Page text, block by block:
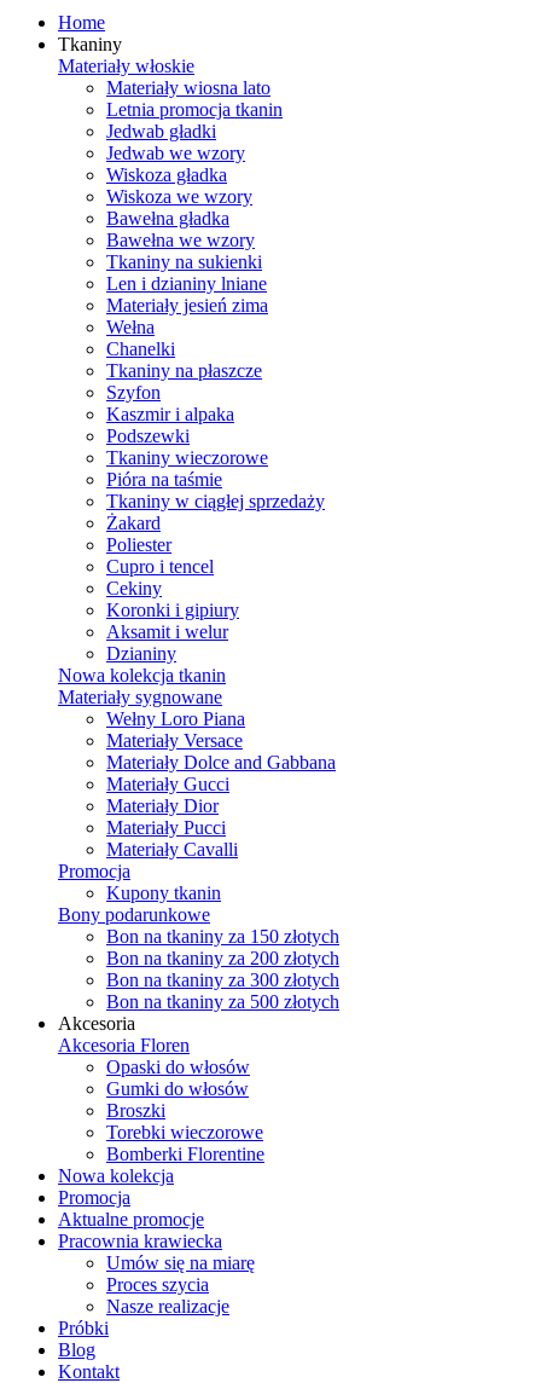
Home
Tkaniny
Materiały włoskie
Materiały wiosna lato
Letnia promocja tkanin
Jedwab gładki
Jedwab we wzory
Wiskoza gładka
Wiskoza we wzory
Bawełna gładka
Bawełna we wzory
Tkaniny na sukienki
Len i dzianiny lniane
Materiały jesień zima
Wełna
Chanelki
Tkaniny na płaszcze
Szyfon
Kaszmir i alpaka
Podszewki
Tkaniny wieczorowe
Pióra na taśmie
Tkaniny w ciągłej sprzedaży
Żakard
Poliester
Cupro i tencel
Cekiny
Koronki i gipiury
Aksamit i welur
Dzianiny
Nowa kolekcja tkanin
Materiały sygnowane
Wełny Loro Piana
Materiały Versace
Materiały Dolce and Gabbana
Materiały Gucci
Materiały Dior
Materiały Pucci
Materiały Cavalli
Promocja
Kupony tkanin
Bony podarunkowe
Bon na tkaniny za 150 złotych
Bon na tkaniny za 200 złotych
Bon na tkaniny za 300 złotych
Bon na tkaniny za 500 złotych
Akcesoria
Akcesoria Floren
Opaski do włosów
Gumki do włosów
Broszki
Torebki wieczorowe
Bomberki Florentine
Nowa kolekcja
Promocja
Aktualne promocje
Pracownia krawiecka
Umów się na miarę
Proces szycia
Nasze realizacje
Próbki
Blog
Kontakt